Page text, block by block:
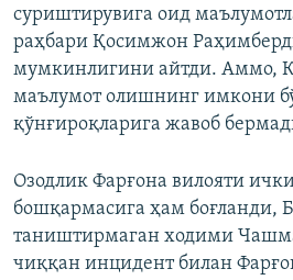
суриштирувига оид
раҳбари Қосимжон
мумкинлигини айтди. Аммо,
маълумот олишнинг имкони
қўнғироқларига жавоб
Озодлик Фарғона вилояти
бошқармасига ҳам боғланди,
таништирмаган ходими Чашма
чиққан инцидент билан